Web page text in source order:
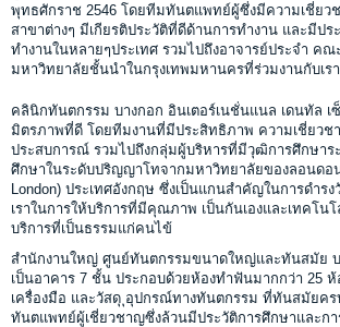
พุทธศักราช 2546 โดยทีมทันตแพทย์ผู้ซึ่งมีความเชี่ยว
สาขาต่างๆ มีเกียรติประวัติที่ดีด้านการทำงาน และมีป
ทำงานในหลายๆประเทศ รวมไปถึงอาจารย์ประจำ ค
มหาวิทยาลัยชั้นนำในกรุงเทพมหานครที่ร่วมงานกับเรา
คลินิกทันตกรรม บางกอก อินเตอร์เนชั่นแนล เดนทัล เ
มิตรภาพที่ดี โดยทีมงานที่มีประสิทธิภาพ ความเชี่ยวช
ประสบการณ์ รวมไปถึงกลุ่มผู้บริหารที่มีวุฒิการศึกษาร
ศึกษาในระดับปริญญาโทจากมหาวิทยาลัยของลอนดอ
London) ประเทศอังกฤษ ซึ่งเป็นแกนสำคัญในการดำร
เราในการให้บริการที่มีคุณภาพ เป็นกันเองและเทคโ
บริการที่เป็นธรรมแก่คนไข้
สำนักงานใหญ่ ศูนย์ทันตกรรมขนาดใหญ่และทันสมัย
เป็นอาคาร 7 ชั้น ประกอบด้วยห้องทำฟันมากกว่า 25 ห้
เครื่องมือ และวัสดุ ุอุปกรณ์ทางทันตกรรม ที่ทันสมัยคร
ทันตแพทย์ผู้เชี่ยวชาญซึ่งล้วนมีประวัติการศึกษาและกา